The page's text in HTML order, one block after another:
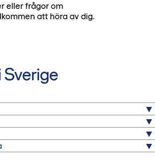
eller frågor om
att höra av dig.
Sverige
största byggbolag. Här kan du
vårt arbete.
världens ledande projektutveckling-